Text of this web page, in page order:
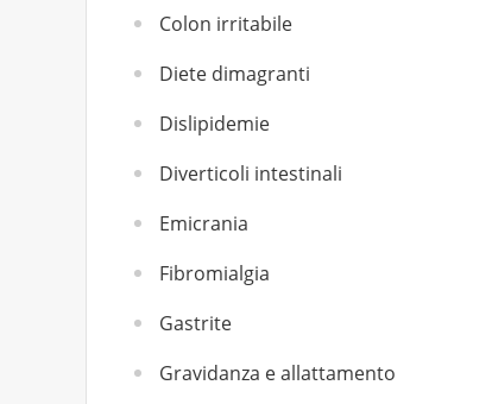
Colon irritabile
Diete dimagranti
Dislipidemie
Diverticoli intestinali
Emicrania
Fibromialgia
Gastrite
Gravidanza e allattamento